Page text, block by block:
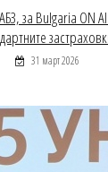
за Bulgaria ON
31 март 2026